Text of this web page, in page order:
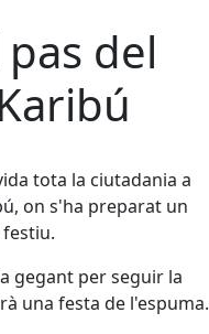
del
tota la ciutadania a
on s'ha preparat un
gegant per seguir la
una festa de l'espuma.